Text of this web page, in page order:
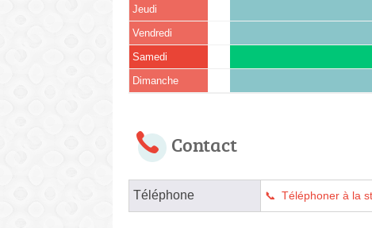
Jeudi
Vendredi
Samedi
Dimanche
Contact
Téléphone Téléphoner à la